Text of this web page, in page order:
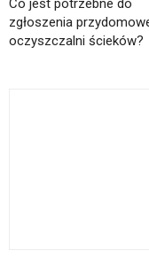
Co jest potrzebne do
zgłoszenia
oczyszczalni ścieków?